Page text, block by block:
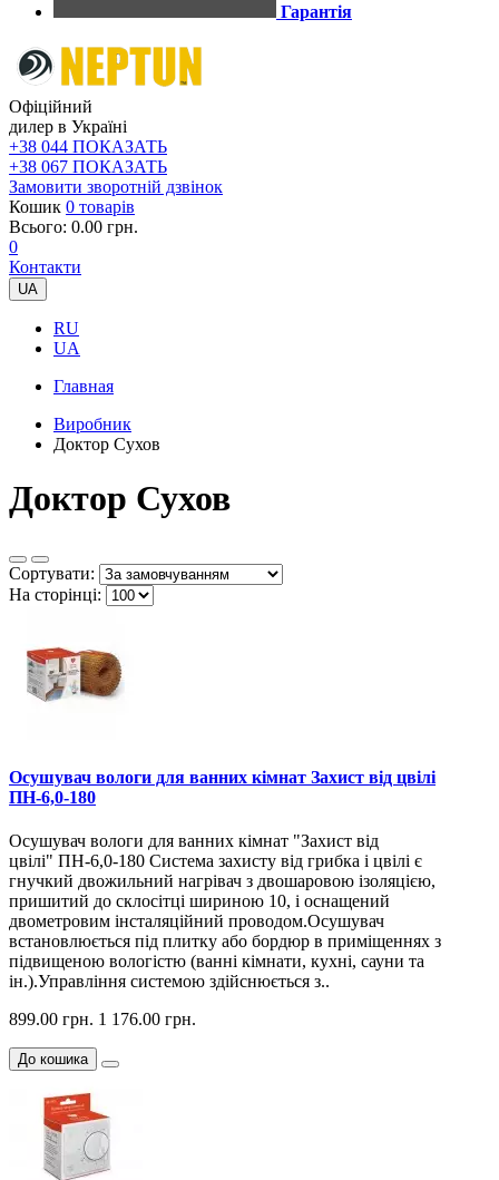
Гарантія
Офіційний
дилер в Україні
+38 044 ПОКАЗАТЬ
+38 067 ПОКАЗАТЬ
Замовити зворотній дзвінок
Кошик 0 товарів
Всього: 0.00 грн.
0
Контакти
UA
RU
UA
Главная
Виробник
Доктор Сухов
Доктор Сухов
Сортувати:
На сторінці:
Осушувач вологи для ванних кімнат Захист від цвілі
ПН-6,0-180
Осушувач вологи для ванних кімнат "Захист від
цвілі" ПН-6,0-180 Система захисту від грибка і цвілі є
гнучкий двожильний нагрівач з двошаровою ізоляцією,
пришитий до склосітці шириною 10, і оснащений
двометровим інсталяційний проводом.Осушувач
встановлюється під плитку або бордюр в приміщеннях з
підвищеною вологістю (ванні кімнати, кухні, сауни та
ін.).Управління системою здійснюється з..
899.00 грн. 1 176.00 грн.
До кошика